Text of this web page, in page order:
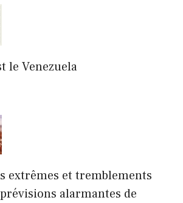
le Venezuela
extrêmes et tremblements
alarmantes de